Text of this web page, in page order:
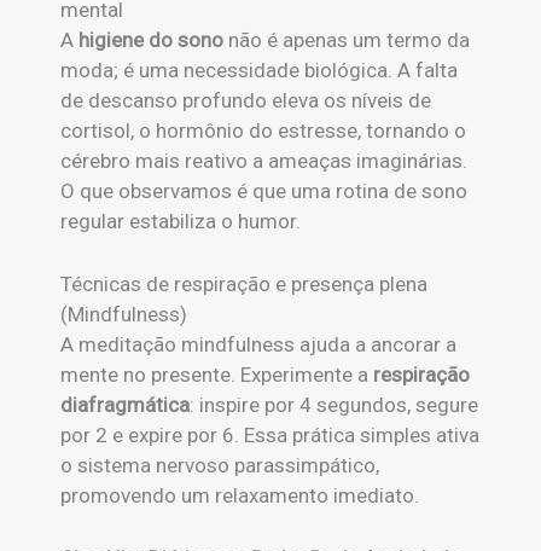
mental
A higiene do sono não é apenas um termo da
moda; é uma necessidade biológica. A falta
de descanso profundo eleva os níveis de
cortisol, o hormônio do estresse, tornando o
cérebro mais reativo a ameaças imaginárias.
O que observamos é que uma rotina de sono
regular estabiliza o humor.
Técnicas de respiração e presença plena
(Mindfulness)
A meditação mindfulness ajuda a ancorar a
mente no presente. Experimente a respiração
diafragmática: inspire por 4 segundos, segure
por 2 e expire por 6. Essa prática simples ativa
o sistema nervoso parassimpático,
promovendo um relaxamento imediato.